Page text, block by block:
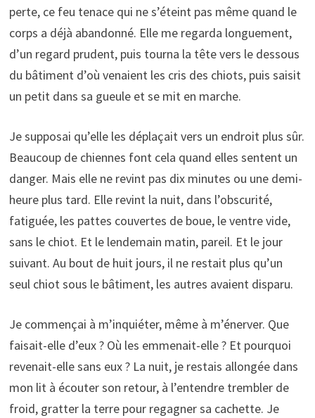
perte, ce feu tenace qui ne s’éteint pas même quand le
corps a déjà abandonné. Elle me regarda longuement,
d’un regard prudent, puis tourna la tête vers le dessous
du bâtiment d’où venaient les cris des chiots, puis saisit
un petit dans sa gueule et se mit en marche.
Je supposai qu’elle les déplaçait vers un endroit plus sûr.
Beaucoup de chiennes font cela quand elles sentent un
danger. Mais elle ne revint pas dix minutes ou une demi-
heure plus tard. Elle revint la nuit, dans l’obscurité,
fatiguée, les pattes couvertes de boue, le ventre vide,
sans le chiot. Et le lendemain matin, pareil. Et le jour
suivant. Au bout de huit jours, il ne restait plus qu’un
seul chiot sous le bâtiment, les autres avaient disparu.
Je commençai à m’inquiéter, même à m’énerver. Que
faisait-elle d’eux ? Où les emmenait-elle ? Et pourquoi
revenait-elle sans eux ? La nuit, je restais allongée dans
mon lit à écouter son retour, à l’entendre trembler de
froid, gratter la terre pour regagner sa cachette. Je